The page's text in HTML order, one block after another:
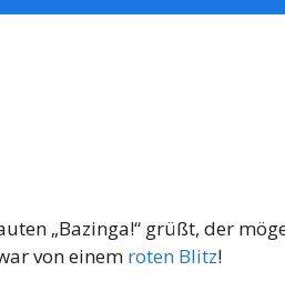
„Bazinga!“ grüßt, der
von einem roten Blitz!